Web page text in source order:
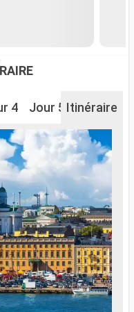
4 Jour 5 Jour 6
Itinéraire